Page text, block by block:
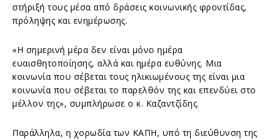
στήριξή τους μέσα από δράσεις κοινωνικής φροντίδας,
πρόληψης και ενημέρωσης.
«Η σημερινή μέρα δεν είναι μόνο ημέρα
ευαισθητοποίησης, αλλά και ημέρα ευθύνης. Μια
κοινωνία που σέβεται τους ηλικιωμένους της είναι μια
κοινωνία που σέβεται το παρελθόν της και επενδύει στο
μέλλον της», συμπλήρωσε ο κ. Καζαντζίδης.
Παράλληλα, η χορωδία των ΚΑΠΗ, υπό τη διεύθυνση της